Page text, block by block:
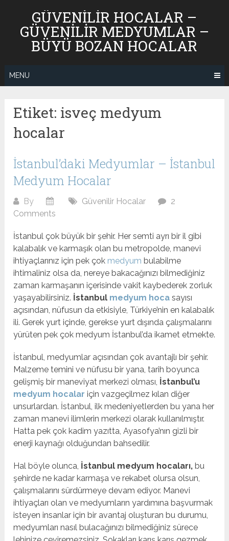
content
GÜVENILIR HOCALAR –
GÜVENILIR MEDYUMLAR –
BÜYÜ BOZAN HOCALAR
MENU
Etiket: isveç medyum
hocalar
İstanbul’daki Medyumlar – İstanbul
Medyum Hocalar
By Güvenilir Hocalar
2
Comments
İstanbul çok büyük bir şehir. Her semti ayrı bir il gibi
kalabalık ve karmaşık olan bu metropolde, manevi
ihtiyaçlarınız için pek çok medyum bulabilme
ihtimaliniz olsa da, nereye bakacağınızı bilmediğiniz
zaman karmaşanın içerisinde vakit kaybederek zorluk
yaşayabilirsiniz. İstanbul medyum hoca sayısı
açısından, nüfusun da etkisiyle, Türkiye’nin en kalabalık
ili. Gerek yurt içinde, gerekse yurt dışında çalışmalarını
yürüten pek çok medyum İstanbul’da ikamet etmekte.
İstanbul, medyumlar açısından çok avantajlı bir şehir.
Malzeme temini ve nüfusu bir yana, tarih boyunca
gelişmiş bir maneviyat merkezi olması, İstanbul’u
medyum hocalar için vazgeçilmez kılan diğer
unsurlardan. İstanbul, ilk medeniyetlerden bu yana her
zaman manevi ilimlerin merkezi olarak kullanılmıştır.
Hatta pek çok kadim yazıtta, Ayasofya’nın gizli bir
enerji kaynağı olduğundan bahsedilir.
Hal böyle olunca, İstanbul medyum hocaları, bu
şehirde ne kadar karmaşa ve rekabet olursa olsun,
çalışmalarını sürdürmeye devam ediyor. Manevi
ihtiyaçları olan ve medyumların yardımına başvurmak
isteyen insanlar için bir avantaj oluşturan bu durumu,
medyumları nasıl bulacağınızı bilmediğiniz sürece